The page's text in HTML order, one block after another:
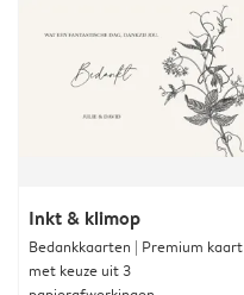
Inkt & klimop
Bedankkaarten | Premium kaart
met keuze uit 3